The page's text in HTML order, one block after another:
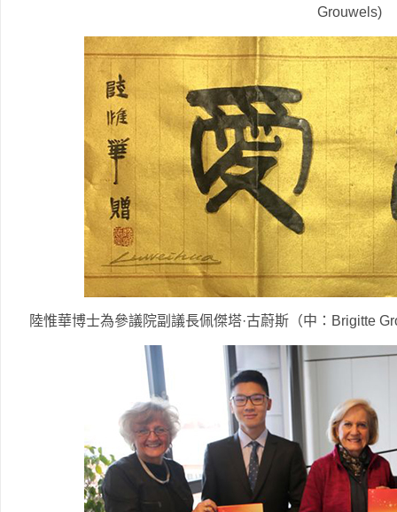
Grouwels)
陸惟華博士為參議院副議長佩傑塔·古蔚斯（中：Brigitte